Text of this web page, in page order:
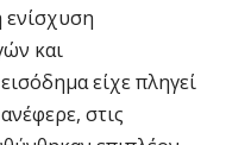
ενίσχυση
και
είχε πληγεί
στις